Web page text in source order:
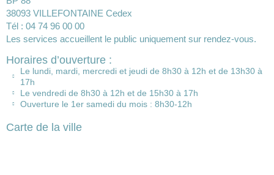
38093 VILLEFONTAINE Cedex
Tél : 04 74 96 00 00
Les services accueillent le public uniquement sur rendez-vous.
Horaires d’ouverture :
Le lundi, mardi, mercredi et jeudi de 8h30 à 12h et de 13h30 à
17h
Le vendredi de 8h30 à 12h et de 15h30 à 17h
Ouverture le 1er samedi du mois : 8h30-12h
Carte de la ville